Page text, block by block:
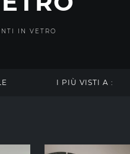
IN VETRO
I PIÙ VISTI A :